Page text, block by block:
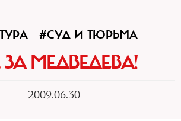
#СУД И ТЮРЬМА
МЕДВЕДЕВА!
2009.06.30